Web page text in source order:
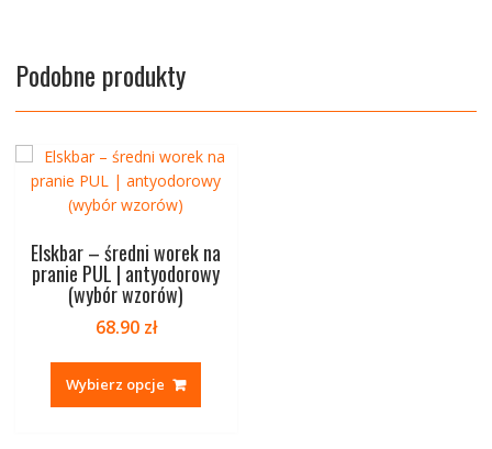
Podobne produkty
Elskbar – średni worek na
pranie PUL | antyodorowy
(wybór wzorów)
68.90 zł
Wybierz opcje
Ten
ma